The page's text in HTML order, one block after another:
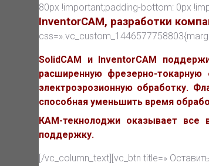
80px !important;padding-bottom: 0px
InventorCAM, разработки
SolidCAM и InventorCAM
расширенную фрезерно-
электроэрозионную обработку.
способная уменьшить время
КАМ-текнолоджи оказывает все
поддержку.
[/vc_column_text][vc_btn title=»